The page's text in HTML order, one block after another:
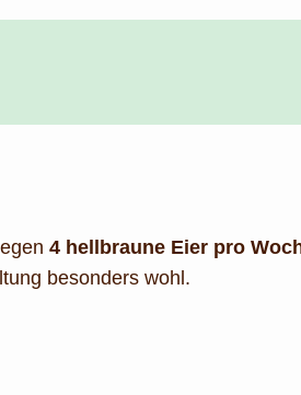
4 hellbraune Eier pro
besonders wohl.